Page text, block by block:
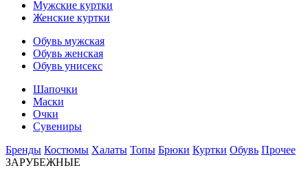
Мужские куртки
Женские куртки
Обувь мужская
Обувь женская
Обувь унисекс
Шапочки
Маски
Очки
Сувениры
Бренды Костюмы Халаты Топы Брюки Куртки Обувь Прочее
ЗАРУБЕЖНЫЕ